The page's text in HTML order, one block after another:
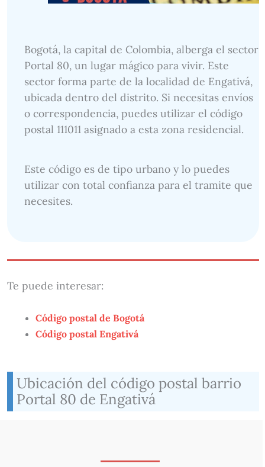
Bogotá, la capital de Colombia, alberga el sector
Portal 80, un lugar mágico para vivir. Este
sector forma parte de la localidad de Engativá,
ubicada dentro del distrito. Si necesitas envíos
o correspondencia, puedes utilizar el código
postal 111011 asignado a esta zona residencial.
Este código es de tipo urbano y lo puedes
utilizar con total confianza para el tramite que
necesites.
Te puede interesar:
Código postal de Bogotá
Código postal Engativá
Ubicación del código postal barrio
Portal 80 de Engativá